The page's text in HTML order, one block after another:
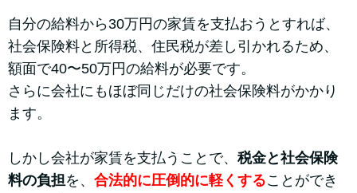
自分の給料から30万円の家賃を支払おうとすれば、
社会保険料と所得税、住民税が差し引かれるため、
額面で40〜50万円の給料が必要です。
さらに会社にもほぼ同じだけの社会保険料がかかり
ます。
しかし会社が家賃を支払うことで、 税金と社会保険
料の負担を、 合法的に圧倒的に軽くすることができ